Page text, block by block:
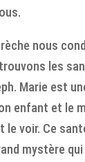
nous
les
Marie est
enfant et le
le voir. Ce
mystère qui